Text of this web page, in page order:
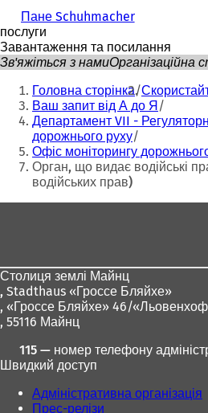
Пане Schuhmacher
послуги
Завантаження та посилання
Зв'яжіться з намиОрганізаційна
Ти
тут:
Головна сторінка
Ваш запит від А до Я
Департамент VII -
дорожнього руху
Офіс моніторингу
Орган, що видає водійські
водійських прав)
Столиця землі Майнц
, Stadthaus «Гроссе Бляйхе»
, «Гроссе Бляйхе» 46/
, 55116 Майнц
115 — номер телефону
Швидкий доступ
Адміністративна організація
Прес-релізи